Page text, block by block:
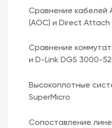
Сравнение кабелей
(AOC) и Direct Attach
Сравнение
и D-Link DGS 3000-
Высокоплотные
SuperMicro
Сопоставление